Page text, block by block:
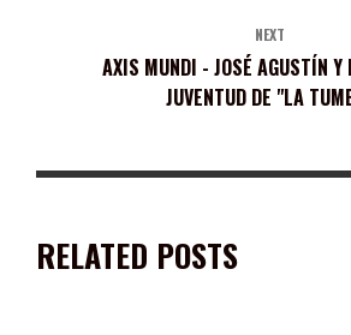
NEXT
AXIS MUNDI - JOSÉ AGUSTÍN Y
JUVENTUD DE "LA
RELATED POSTS